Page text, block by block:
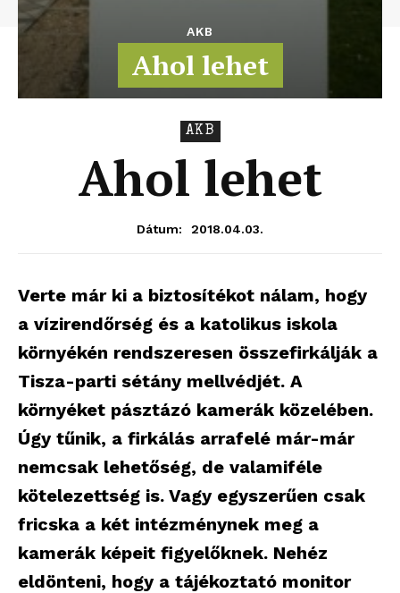
AKB
Ahol lehet
AKB
Ahol lehet
Dátum: 2018.04.03.
Verte már ki a biztosítékot nálam, hogy
a vízirendőrség és a katolikus iskola
környékén rendszeresen összefirkálják a
Tisza-parti sétány mellvédjét. A
környéket pásztázó kamerák közelében.
Úgy tűnik, a firkálás arrafelé már-már
nemcsak lehetőség, de valamiféle
kötelezettség is. Vagy egyszerűen csak
fricska a két intézménynek meg a
kamerák képeit figyelőknek. Nehéz
eldönteni, hogy a tájékoztató monitor